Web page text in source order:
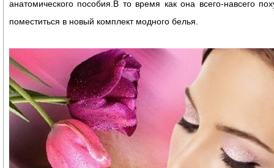
анатомического пособия.В то время как она всего-навсего
поместиться в новый комплект модного белья.